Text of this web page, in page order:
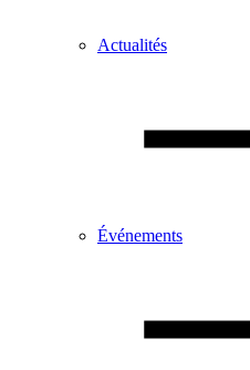
Actualités
Événements